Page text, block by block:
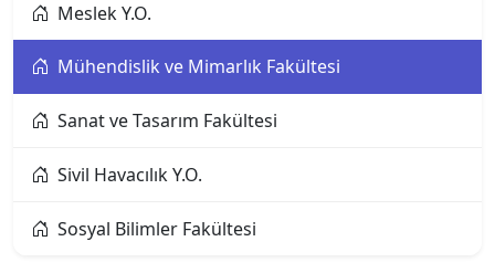
Altınbaş Üniversitesi
Amasya Üniversitesi
Anadolu Üniversitesi
Ankara Bilim Üniversitesi
Ankara Hacı Bayram Veli Üniversitesi
Meslek Y.O.
Mühendislik ve Mimarlık Fakültesi
Sanat ve Tasarım Fakültesi
Sivil Havacılık Y.O.
Sosyal Bilimler Fakültesi